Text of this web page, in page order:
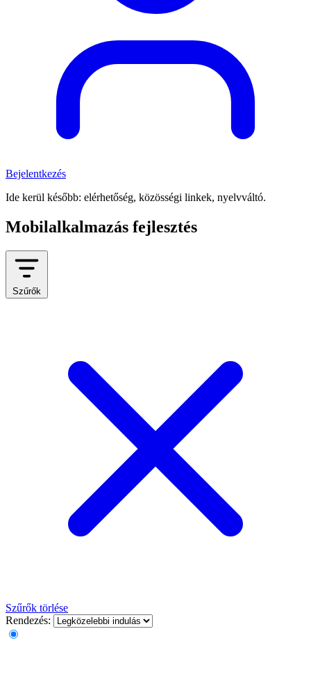
Bejelentkezés
Ide kerül később: elérhetőség, közösségi linkek, nyelvváltó.
Mobilalkalmazás fejlesztés
Szűrők
Szűrők törlése
Rendezés: